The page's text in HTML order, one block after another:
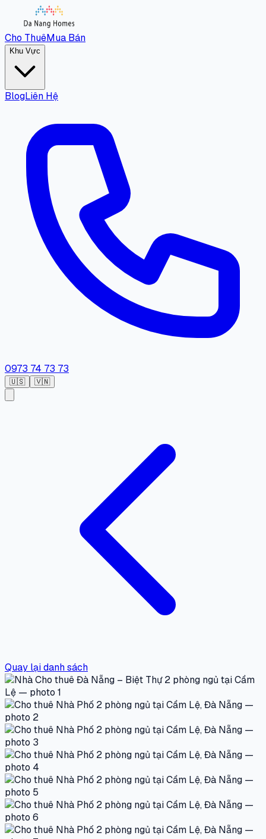
Cho ThuêMua Bán
Khu Vực
BlogLiên Hệ
0973 74 73 73
🇺🇸 🇻🇳
Quay lại danh sách